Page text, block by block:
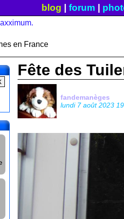
blog forum
en France
Fête des
fandemanèges
lundi 7 août 2023